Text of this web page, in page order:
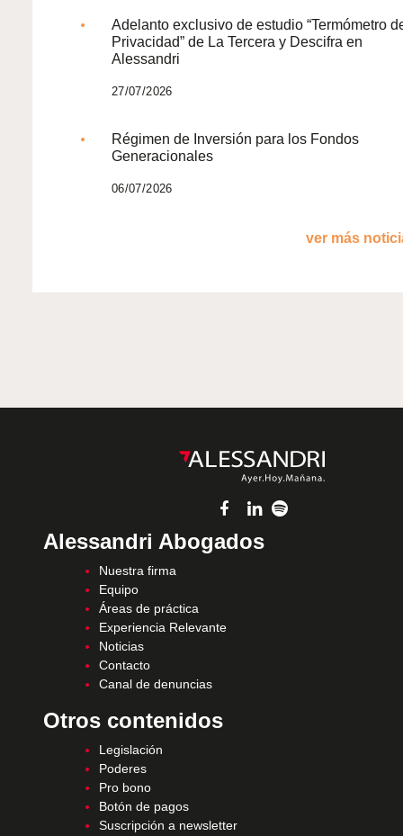
Adelanto exclusivo de estudio “Termómetro
Privacidad” de La Tercera y Descifra en
Alessandri
27/07/2026
Régimen de Inversión para los Fondos
Generacionales
06/07/2026
ver más
Alessandri Abogados
Nuestra firma
Equipo
Áreas de práctica
Experiencia Relevante
Noticias
Contacto
Canal de denuncias
Otros contenidos
Legislación
Poderes
Pro bono
Botón de pagos
Suscripción a newsletter